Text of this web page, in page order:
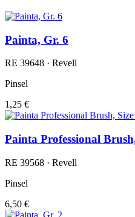
Painta, Gr. 6
RE 39648 · Revell
Pinsel
1,25 €
Painta Professional
RE 39568 · Revell
Pinsel
6,50 €